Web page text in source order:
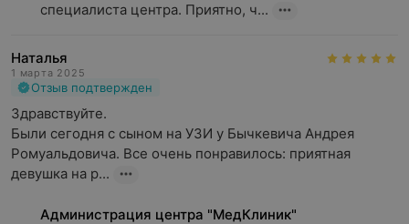
специалиста центра. Приятно, ч...
Наталья
1 марта 2025
Отзыв подтвержден
Здравствуйте.
Были сегодня с сыном на УЗИ у Бычкевича Андрея
Ромуальдовича. Все очень понравилось: приятная
девушка на р...
Администрация центра "МедКлиник"